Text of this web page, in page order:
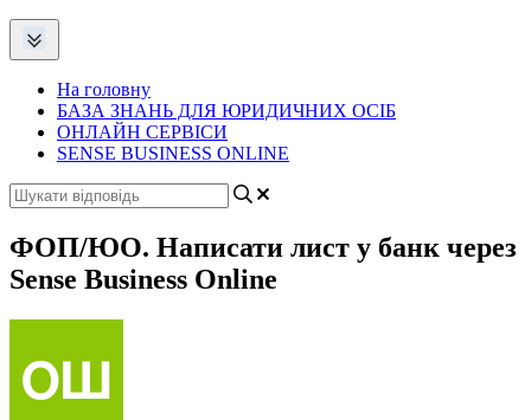
На головну
БАЗА ЗНАНЬ ДЛЯ ЮРИДИЧНИХ ОСІБ
ОНЛАЙН СЕРВІСИ
SENSE BUSINESS ONLINE
ФОП/ЮО. Написати лист у банк через
Sense Business Online